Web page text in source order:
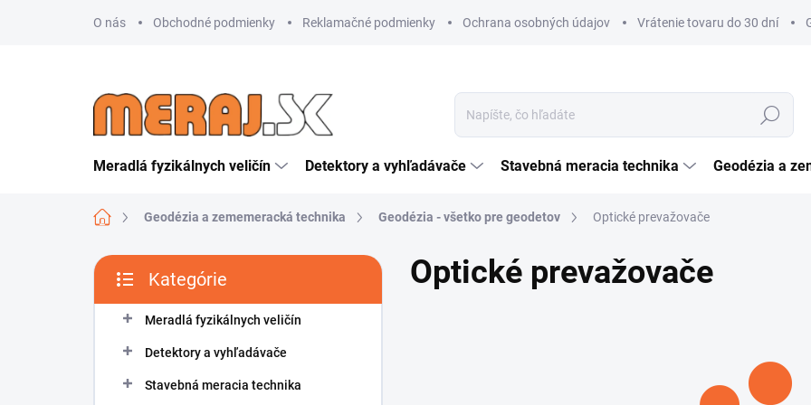
O nás Obchodné podmienky Reklamačné podmienky Ochrana osobných údajov Vrátenie tovaru do 30 dní
Hľadať
Meradlá fyzikálnych veličín Detektory a vyhľadávače Stavebná meracia technika Geodézia a
DomovGeodézia a zememeracká technika Geodézia - všetko pre geodetov Optické prevažovače
B
č
kategórie
Kategórie
Meradlá fyzikálnych veličín
Detektory a vyhľadávače
Stavebná meracia technika
Optické prevažovače